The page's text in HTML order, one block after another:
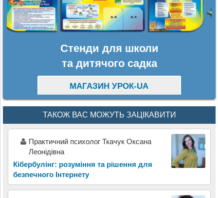
Стенди для школи
та дитячого садка
МАГАЗИН УРОК-UA
ТАКОЖ ВАС МОЖУТЬ ЗАЦІКАВИТИ
Практичний психолог Ткачук Оксана
Леонідівна
Кібербулінг: розуміння та рішення для
безпечного Інтернету